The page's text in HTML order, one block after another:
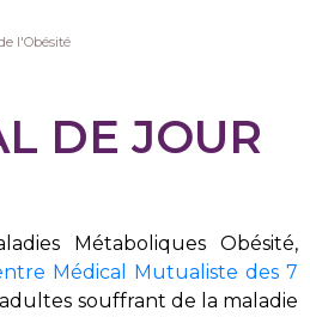
l'Obésité
DE JOUR
Métaboliques Obésité,
Médical Mutualiste des 7
adultes souffrant de la maladie